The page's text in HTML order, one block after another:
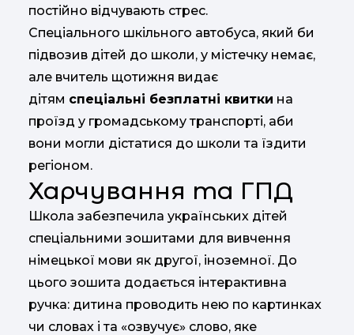
постійно відчувають стрес.
Спеціального шкільного автобуса, який би
підвозив дітей до школи, у містечку немає,
але вчитель щотижня видає
дітям спеціальні безплатні квитки на
проїзд у громадському транспорті, аби
вони могли дістатися до школи та їздити
регіоном.
Харчування та ГПД
Школа забезпечила українських дітей
спеціальними зошитами для вивчення
німецької мови як другої, іноземної. До
цього зошита додається інтерактивна
ручка: дитина проводить нею по картинках
чи словах і та «озвучує» слово, яке